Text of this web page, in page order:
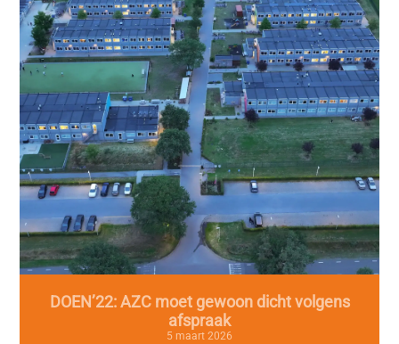
DOEN’22: AZC moet gewoon dicht volgens
afspraak
5 maart 2026